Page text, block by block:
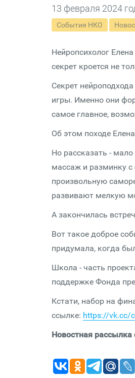
13 февраля 2024
События НКО
Нейропсихолог
секрет кроется не
Секрет
игры. Именно они
самое главное,
Об этом походе
Но рассказать -
массаж и разминку с
произвольную
развивают мелкую
А закончилась
Вот такое доброе
придумала, когда
Школа - часть
поддержке Фонда
Кстати, набор на
ссылке: https://vk.cc/
Новостная